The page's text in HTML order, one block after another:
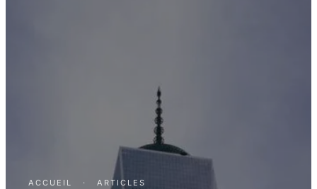
ACCUEIL · ARTICLES